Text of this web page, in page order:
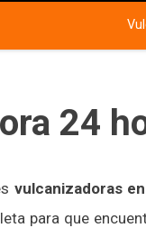
24
vulcanizadoras
para que